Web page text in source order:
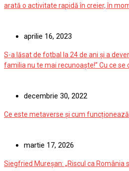
arată o activitate rapidă în creier, în
aprilie 16, 2023
S-a lăsat de fotbal la 24 de ani și a
familia nu te mai recunoaște!” Cu ce se
decembrie 30, 2022
Ce este metaverse și cum funcționează
martie 17, 2026
Siegfried Mureșan: „Riscul ca România